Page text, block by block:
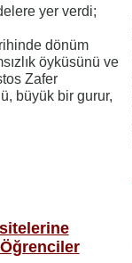
yer verdi;
dönüm
öyküsünü ve
Zafer
büyük bir gurur,